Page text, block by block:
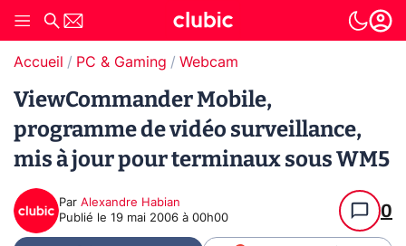
Accueil PC & Gaming Webcam
ViewCommander Mobile,
programme de vidéo surveillance,
mis à jour pour terminaux sous WM5
Par Alexandre Habian
Publié le 19 mai 2006 à 00h00 0